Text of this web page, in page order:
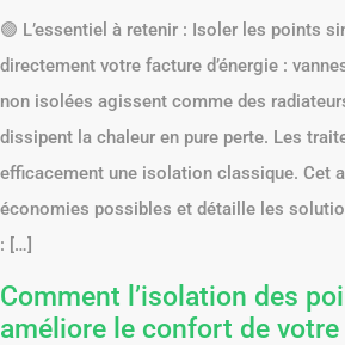
🟢 L’essentiel à retenir : Isoler les points
directement votre facture d’énergie :
non isolées agissent comme des
dissipent la chaleur en pure perte. Les
efficacement une isolation classique. Cet
économies possibles et détaille les
: […]
Comment l’isolation des
améliore le confort de